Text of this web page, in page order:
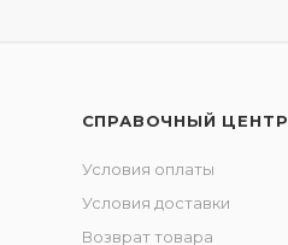
СПРАВОЧНЫЙ ЦЕНТР
Условия оплаты
Условия доставки
Возврат товара